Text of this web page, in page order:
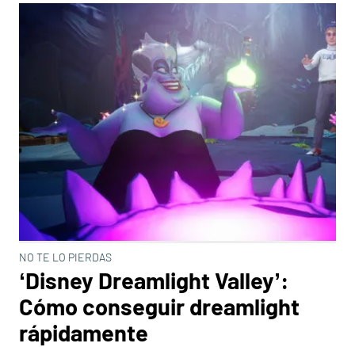
NO TE LO PIERDAS
‘Disney Dreamlight Valley’:
Cómo conseguir dreamlight
rápidamente